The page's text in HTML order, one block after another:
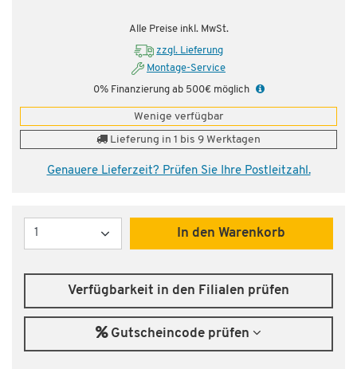
Alle Preise inkl. MwSt.
zzgl. Lieferung
Montage-Service
0% Finanzierung ab 500€ möglich
Wenige verfügbar
Lieferung in 1 bis 9 Werktagen
Genauere Lieferzeit? Prüfen Sie Ihre Postleitzahl.
Menge
In den Warenkorb
Verfügbarkeit in den Filialen prüfen
Gutscheincode prüfen